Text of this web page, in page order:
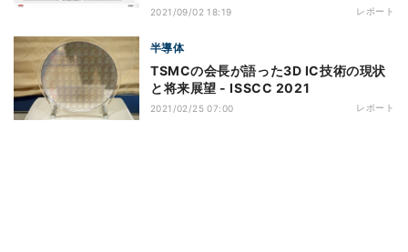
2021/09/02 18:19 レポート
半導体
TSMCの会長が語った3D IC技術の現状
と将来展望 - ISSCC 2021
2021/02/25 07:00 レポート